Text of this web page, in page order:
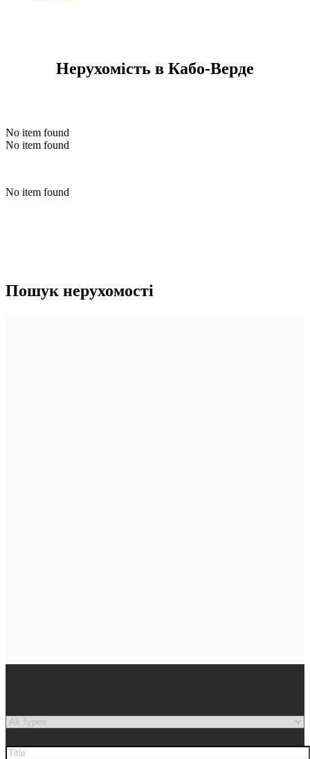
Нерухомість в Кабо-Верде
No item found
No item found
No item found
Пошук нерухомості